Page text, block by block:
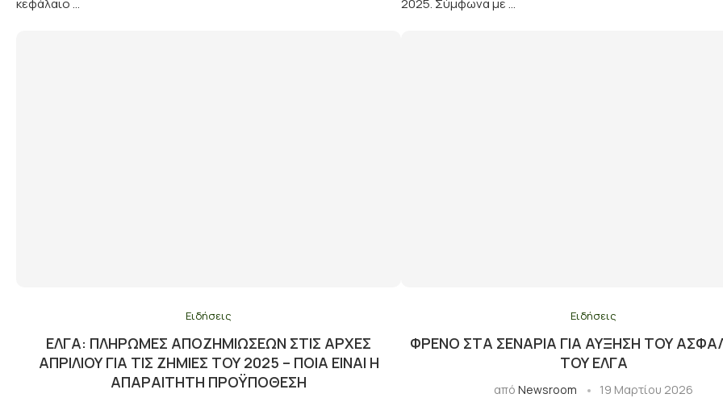
κεφάλαιο …
2025. Σύμφωνα με …
Ειδήσεις
ΕΛΓΑ: ΠΛΗΡΩΜΈΣ ΑΠΟΖΗΜΙΏΣΕΩΝ ΣΤΙΣ ΑΡΧΈΣ
ΑΠΡΙΛΊΟΥ ΓΙΑ ΤΙΣ ΖΗΜΙΈΣ ΤΟΥ 2025 – ΠΟΙΑ ΕΊΝΑΙ Η
ΑΠΑΡΑΊΤΗΤΗ ΠΡΟΫΠΌΘΕΣΗ
Ειδήσεις
ΦΡΈΝΟ ΣΤΑ ΣΕΝΆΡΙΑ ΓΙΑ ΑΎΞΗΣΗ ΤΟΥ
ΤΟΥ ΕΛΓΑ
από Newsroom 19 Μαρτίου 2026